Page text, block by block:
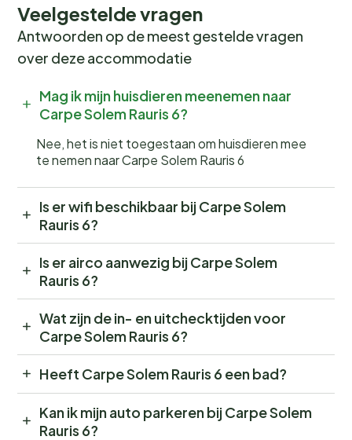
Veelgestelde vragen
Antwoorden op de meest gestelde vragen
over deze accommodatie
Mag ik mijn huisdieren meenemen naar
Carpe Solem Rauris 6?
Nee, het is niet toegestaan om huisdieren mee
te nemen naar Carpe Solem Rauris 6
Is er wifi beschikbaar bij Carpe Solem
Rauris 6?
Is er airco aanwezig bij Carpe Solem
Rauris 6?
Wat zijn de in- en uitchecktijden voor
Carpe Solem Rauris 6?
Heeft Carpe Solem Rauris 6 een bad?
Kan ik mijn auto parkeren bij Carpe Solem
Rauris 6?